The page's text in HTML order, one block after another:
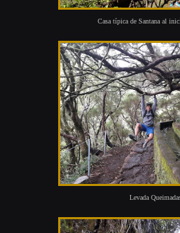
Casa típica de Santana al
Levada